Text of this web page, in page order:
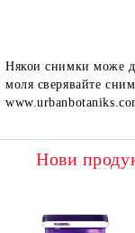
Някои снимки може
моля сверявайте
Нови